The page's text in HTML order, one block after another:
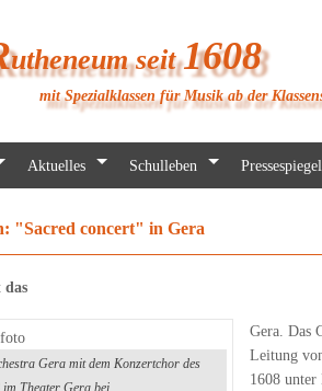
utheneum seit1608
mit Spezialklassen für Musik ab der
Aktuelles Schulleben Pressespiegel
"Sacred concert" in Gera
Gera mit dem Konzertchor des
im Theater Gera bei
Gera. Das
Leitung
1608